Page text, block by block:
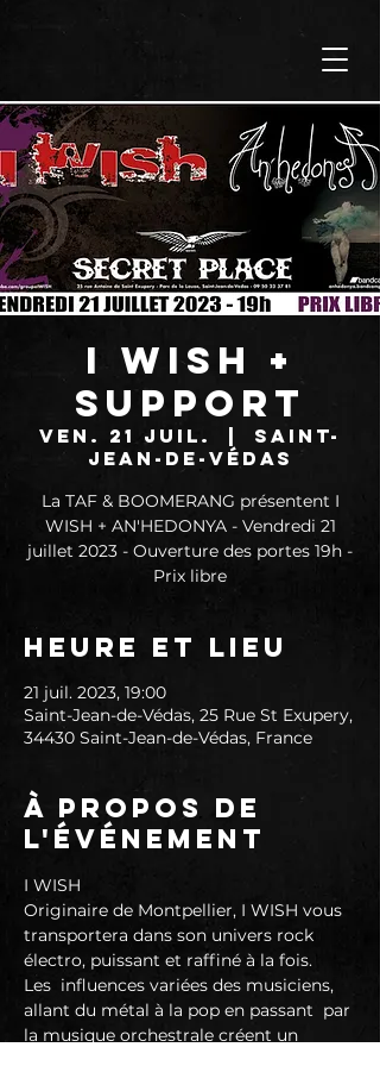
I WISH +
SUPPORT
ven. 21 juil.
Saint-
Jean-de-Védas
La TAF & BOOMERANG présentent I
WISH + AN'HEDONYA - Vendredi 21
juillet 2023 - Ouverture des portes 19h -
Prix libre
Heure et lieu
21 juil. 2023, 19:00
Saint-Jean-de-Védas, 25 Rue St Exupery,
34430 Saint-Jean-de-Védas, France
À propos de
l'événement
I WISH
Originaire de Montpellier, I WISH vous
transportera dans son univers rock
électro, puissant et raffiné à la fois.
Les  influences variées des musiciens,
allant du métal à la pop en passant  par
la musique orchestrale créent un